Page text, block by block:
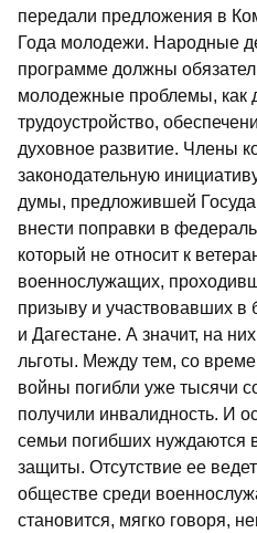
передали предложения в
Года молодежи. Народные
программе должны
молодежные проблемы, как
трудоустройство,
духовное развитие. Члены
законодательную
думы, предложившей
внести поправки в
который не относит к
военнослужащих,
призыву и участвовавших в
и Дагестане. А значит, на
льготы. Между тем, со
войны погибли уже тысячи
получили инвалидность. И
семьи погибших нуждаются
защиты. Отсутствие ее
обществе среди
становится, мягко говоря,